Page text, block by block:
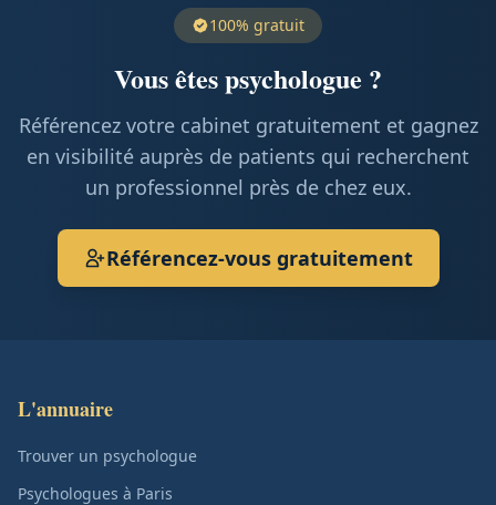
100% gratuit
Vous êtes psychologue ?
Référencez votre cabinet gratuitement et gagnez
en visibilité auprès de patients qui recherchent
un professionnel près de chez eux.
Référencez-vous gratuitement
L'annuaire
Trouver un psychologue
Psychologues à Paris